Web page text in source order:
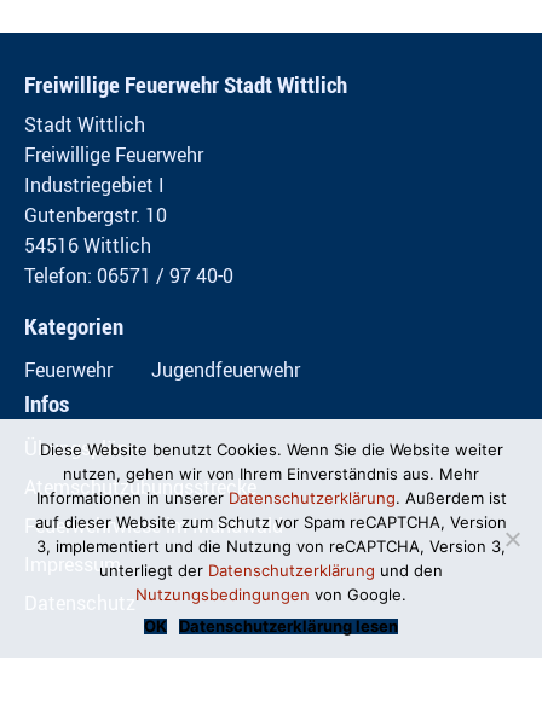
Freiwillige Feuerwehr Stadt Wittlich
Stadt Wittlich
Freiwillige Feuerwehr
Industriegebiet I
Gutenbergstr. 10
54516 Wittlich
Telefon: 06571 / 97 40-0
Kategorien
Feuerwehr Jugendfeuerwehr
Infos
Übungspläne
Atemschutzübungsstrecke
Feuerwehrwiese im Mundwald
Impressum
Diese Website benutzt Cookies. Wenn Sie die Website weiter
nutzen, gehen wir von Ihrem Einverständnis aus. Mehr
Informationen in unserer Datenschutzerklärung. Außerdem ist
auf dieser Website zum Schutz vor Spam reCAPTCHA, Version
3, implementiert und die Nutzung von reCAPTCHA, Version 3,
unterliegt der Datenschutzerklärung und den
Nutzungsbedingungen von Google.
OK
Datenschutzerklärung lesen